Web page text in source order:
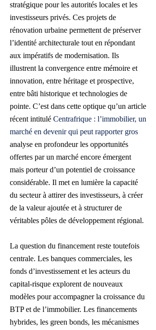
stratégique pour les autorités locales et les
investisseurs privés. Ces projets de
rénovation urbaine permettent de préserver
l’identité architecturale tout en répondant
aux impératifs de modernisation. Ils
illustrent la convergence entre mémoire et
innovation, entre héritage et prospective,
entre bâti historique et technologies de
pointe. C’est dans cette optique qu’un article
récent intitulé Centrafrique : l’immobilier, un
marché en devenir qui peut rapporter gros
analyse en profondeur les opportunités
offertes par un marché encore émergent
mais porteur d’un potentiel de croissance
considérable. Il met en lumière la capacité
du secteur à attirer des investisseurs, à créer
de la valeur ajoutée et à structurer de
véritables pôles de développement régional.
La question du financement reste toutefois
centrale. Les banques commerciales, les
fonds d’investissement et les acteurs du
capital-risque explorent de nouveaux
modèles pour accompagner la croissance du
BTP et de l’immobilier. Les financements
hybrides, les green bonds, les mécanismes